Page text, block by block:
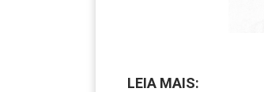
LEIA MAIS: